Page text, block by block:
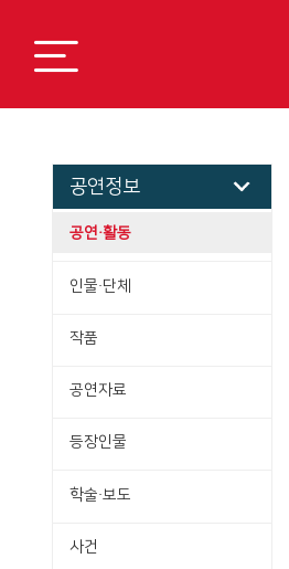
공연정보
공연·활동
인물·단체
작품
공연자료
등장인물
학술·보도
사건